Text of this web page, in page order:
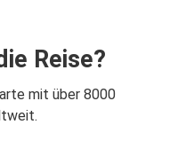
Reise?
mit über 8000